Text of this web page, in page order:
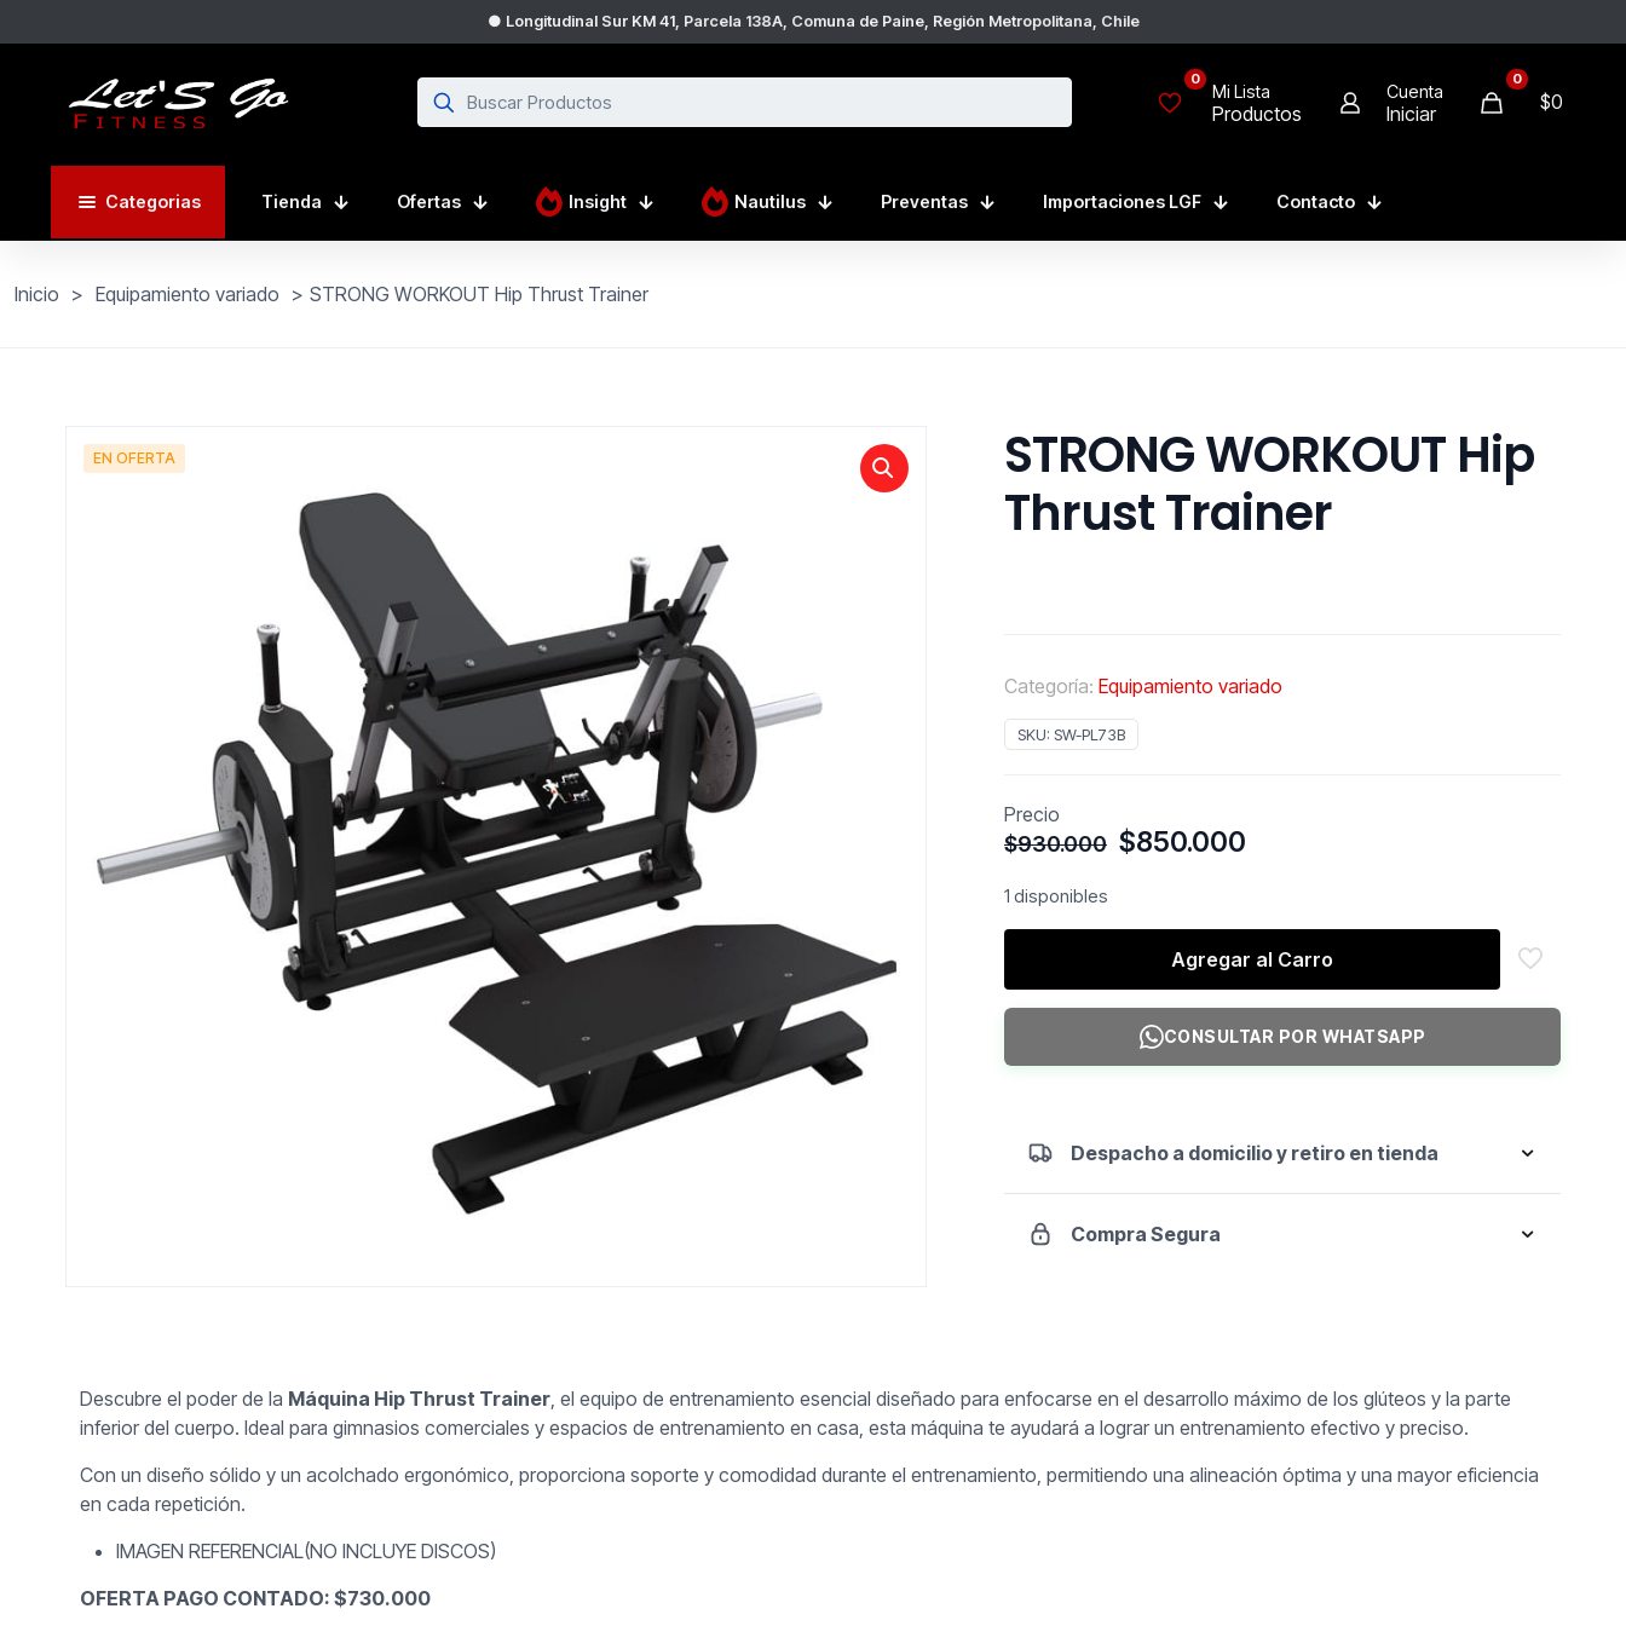
● Longitudinal Sur KM 41, Parcela 138A, Comuna de Paine, Región Metropolitana, Chile
0
Mi Lista
Productos
Cuenta
Iniciar
0
$0
Categorias Tienda Ofertas Insight Nautilus Preventas Importaciones LGF Contacto
Inicio > Equipamiento variado > STRONG WORKOUT Hip Thrust Trainer
EN OFERTA
STRONG WORKOUT Hip
Thrust Trainer
Categoría: Equipamiento variado
SKU: SW-PL73B
Precio
$930.000 El
$930.000.
$850.000
$850.000.
1 disponibles
Agregar al Carro
CONSULTAR POR WHATSAPP
Despacho a domicilio y retiro en tienda
Compra Segura
Descubre el poder de la Máquina Hip Thrust Trainer, el equipo de entrenamiento esencial diseñado para enfocarse en el desarrollo máximo de los glúteos y la parte
inferior del cuerpo. Ideal para gimnasios comerciales y espacios de entrenamiento en casa, esta máquina te ayudará a lograr un entrenamiento efectivo y preciso.
Con un diseño sólido y un acolchado ergonómico, proporciona soporte y comodidad durante el entrenamiento, permitiendo una alineación óptima y una mayor eficiencia
en cada repetición.
IMAGEN REFERENCIAL(NO INCLUYE DISCOS)
OFERTA PAGO CONTADO: $730.000